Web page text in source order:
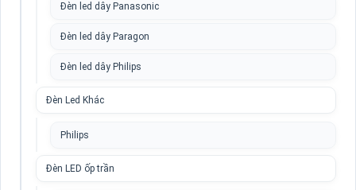
Đèn led dây Panasonic
Đèn led dây Paragon
Đèn led dây Philips
Đèn Led Khác
Philips
Đèn LED ốp trần